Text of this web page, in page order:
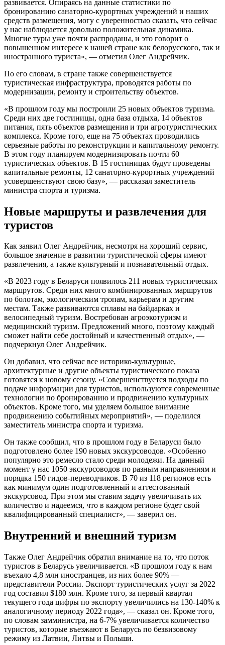
развивается. Опираясь на данные статистики по
бронированию санаторно-курортных учреждений и наших
средств размещения, могу с уверенностью сказать, что сейчас
у нас наблюдается довольно положительная динамика.
Многие туры уже почти распроданы, и это говорит о
повышенном интересе к нашей стране как белорусского, так и
иностранного туриста», — отметил Олег Андрейчик.
По его словам, в стране также совершенствуется
туристическая инфраструктура, проводятся работы по
модернизации, ремонту и строительству объектов.
«В прошлом году мы построили 25 новых объектов туризма.
Среди них две гостиницы, одна база отдыха, 14 объектов
питания, пять объектов размещения и три агротуристических
комплекса. Кроме того, еще на 75 объектах проводились
серьезные работы по реконструкции и капитальному ремонту.
В этом году планируем модернизировать почти 60
туристических объектов. В 15 гостиницах будут проведены
капитальные ремонты, 12 санаторно-курортных учреждений
усовершенствуют свою базу», — рассказал заместитель
министра спорта и туризма.
Новые маршруты и развлечения для
туристов
Как заявил Олег Андрейчик, несмотря на хороший сервис,
большое значение в развитии туристической сферы имеют
развлечения, а также культурный и познавательный отдых.
«В 2023 году в Беларуси появилось 211 новых туристических
маршрутов. Среди них много комбинированных маршрутов
по болотам, экологическим тропам, карьерам и другим
местам. Также развиваются сплавы на байдарках и
велосипедный туризм. Востребован агроэкотуризм и
медицинский туризм. Предложений много, поэтому каждый
сможет найти себе достойный и качественный отдых», —
подчеркнул Олег Андрейчик.
Он добавил, что сейчас все историко-культурные,
архитектурные и другие объекты туристического показа
готовятся к новому сезону. «Совершенствуется подходы по
подаче информации для туристов, используются современные
технологии по бронированию и продвижению культурных
объектов. Кроме того, мы уделяем большое внимание
продвижению событийных мероприятий», — поделился
заместитель министра спорта и туризма.
Он также сообщил, что в прошлом году в Беларуси было
подготовлено более 190 новых экскурсоводов. «Особенно
популярно это ремесло стало среди молодежи. На данный
момент у нас 1050 экскурсоводов по разным направлениям и
порядка 150 гидов-переводчиков. В 70 из 118 регионов есть
как минимум один подготовленный и аттестованный
экскурсовод. При этом мы ставим задачу увеличивать их
количество и надеемся, что в каждом регионе будет свой
квалифицированный специалист», — заверил он.
Внутренний и внешний туризм
Также Олег Андрейчик обратил внимание на то, что поток
туристов в Беларусь увеличивается. «В прошлом году к нам
въехало 4,8 млн иностранцев, из них более 90% —
представители России. Экспорт туристических услуг за 2022
год составил $180 млн. Кроме того, за первый квартал
текущего года цифры по экспорту увеличились на 130-140% к
аналогичному периоду 2022 года», — сказал он. Кроме того,
по словам замминистра, на 6-7% увеличивается количество
туристов, которые въезжают в Беларусь по безвизовому
режиму из Латвии, Литвы и Польши.